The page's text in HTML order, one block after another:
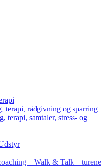
terapi, rådgivning og sparring
terapi, samtaler, stress- og
– Walk & Talk – turene